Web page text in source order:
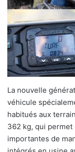
La nouvelle
véhicule
habitués aux
362 kg, qui
importantes de